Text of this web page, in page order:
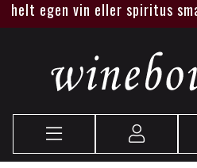
egen vin eller spiritus